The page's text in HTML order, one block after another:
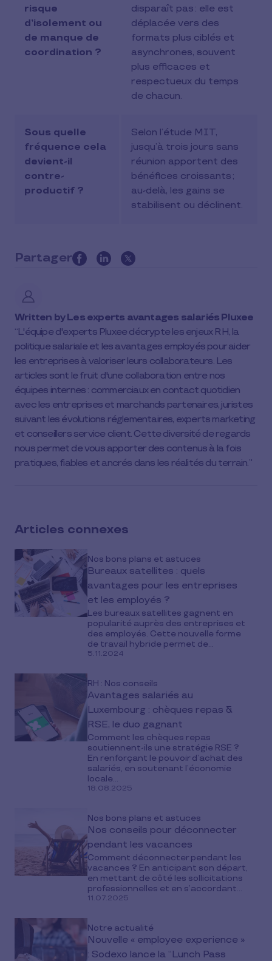
risque
d’isolement ou
de manque de
coordination ?
disparaît pas : elle est
déplacée vers des
formats plus ciblés et
asynchrones, souvent
plus efficaces et
respectueux du temps
de chacun.
Sous quelle
fréquence cela
devient-il
contre-
productif ?
Selon l’étude MIT,
jusqu’à trois jours sans
réunion apportent des
bénéfices croissants ;
au-delà, les gains se
stabilisent ou déclinent.
Partager
this
on
social
media
Written byLes experts avantages salariés Pluxee
L'équipe d'experts Pluxee décrypte les enjeux RH, la
politique salariale et les avantages employés pour aider
les entreprises à valoriser leurs collaborateurs. Les
articles sont le fruit d'une collaboration entre nos
équipes internes : commerciaux en contact quotidien
avec les entreprises et marchands partenaires, juristes
suivant les évolutions réglementaires, experts marketing
et conseillers service client. Cette diversité de regards
nous permet de vous apporter des contenus à la fois
pratiques, fiables et ancrés dans les réalités du terrain.
Articles connexes
Nos bons plans et astuces
Bureaux satellites : quels
avantages pour les entreprises
et les employés ?
Les bureaux satellites gagnent en
popularité auprès des entreprises et
des employés. Cette nouvelle forme
de travail hybride permet de...
5.11.2024
RH : Nos conseils
Avantages salariés au
Luxembourg : chèques repas &
RSE, le duo gagnant
Comment les chèques repas
soutiennent-ils une stratégie RSE ?
En renforçant le pouvoir d’achat des
salariés, en soutenant l’économie
locale...
18.08.2025
Nos bons plans et astuces
Nos conseils pour déconnecter
pendant les vacances
Comment déconnecter pendant les
vacances ? En anticipant son départ,
en mettant de côté les sollicitations
professionnelles et en s’accordant...
11.07.2025
Notre actualité
Nouvelle « employee experience »
: Sodexo lance la “Lunch Pass